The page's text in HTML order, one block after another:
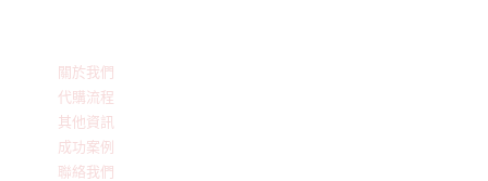
關於我們
代購流程
其他資訊
成功案例
聯絡我們